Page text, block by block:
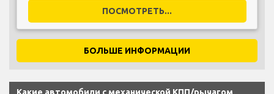
ПОСМОТРЕТЬ...
БОЛЬШЕ ИНФОРМАЦИИ
Какие автомобили с механической КПП/рычагом